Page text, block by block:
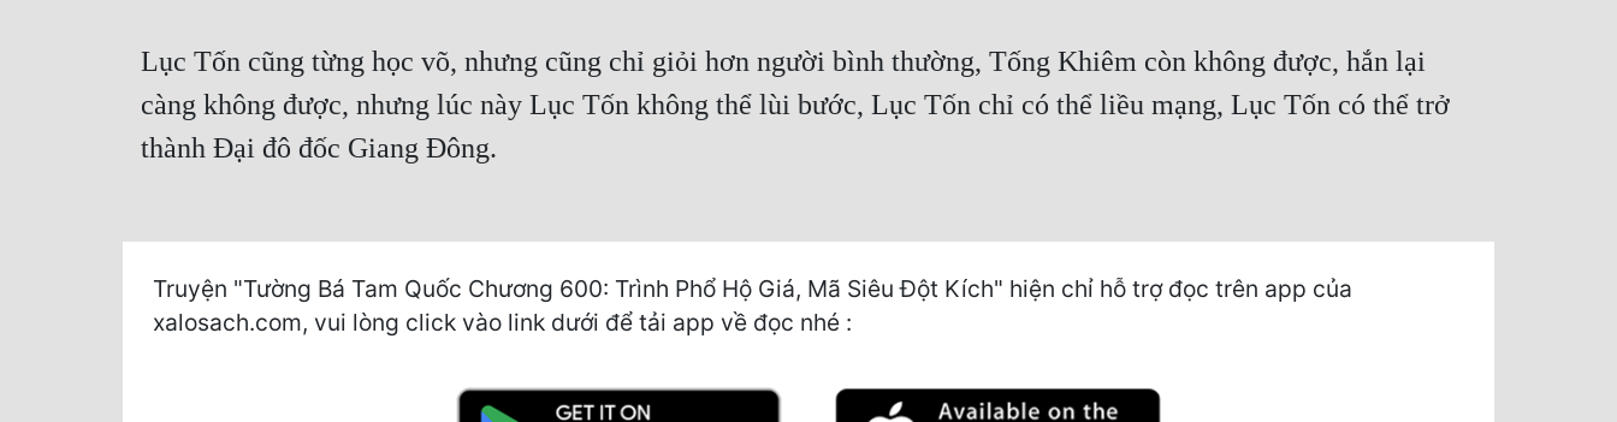
Lục Tốn cũng từng học võ, nhưng cũng chỉ giỏi hơn người bình thường, Tống Khiêm còn không được, hắn lại
càng không được, nhưng lúc này Lục Tốn không thể lùi bước, Lục Tốn chỉ có thể liều mạng, Lục Tốn có thể trở
thành Đại đô đốc Giang Đông.
Truyện "Tường Bá Tam Quốc Chương 600: Trình Phổ Hộ Giá, Mã Siêu Đột Kích" hiện chỉ hỗ trợ đọc trên app của
xalosach.com, vui lòng click vào link dưới để tải app về đọc nhé :